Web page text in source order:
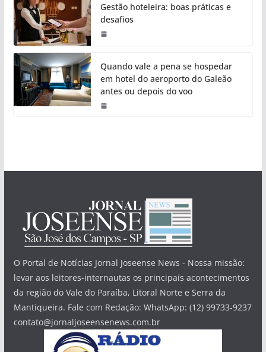
Gestão hoteleira: boas práticas e
desafios
Quando vale a pena se hospedar
em hotel do aeroporto do Galeão
antes ou depois do voo
O Portal de Notícias Jornal Joseense News - Nossa missão:
levar aos leitores-internautas os principais acontecimentos
da região do Vale do Paraíba, Litoral Norte e Serra da
Mantiqueira. Fale com Redação: WhatsApp: (12) 99733-9237
contato@jornaljoseensenews.com.br